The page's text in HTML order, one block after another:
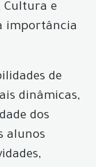
Cultura e
importância
de
dinâmicas,
dos
alunos